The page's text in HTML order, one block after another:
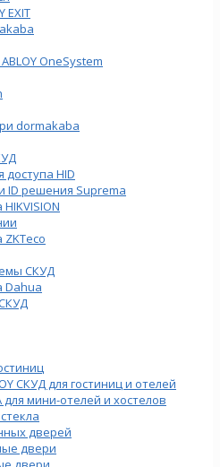
EXIT
OneSystem
dormakaba
HID
ID решения Suprema
СКУД
Dahua
СКУД для гостиниц и отелей
для мини-отелей и хостелов
дверей
двери